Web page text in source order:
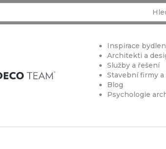
Inspirace
Architekti a
Služby a řešení
Stavební firmy a
Blog
Psychologie